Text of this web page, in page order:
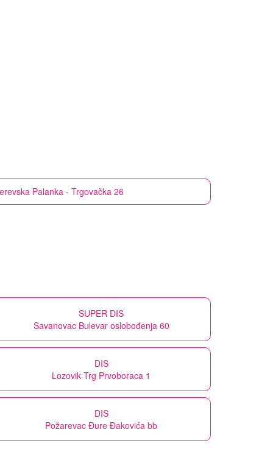
Palanka - Trgovačka 26
SUPER DIS
Savanovac Bulevar oslobođenja 60
DIS
Lozovik Trg Prvoboraca 1
DIS
Požarevac Đure Đakovića bb